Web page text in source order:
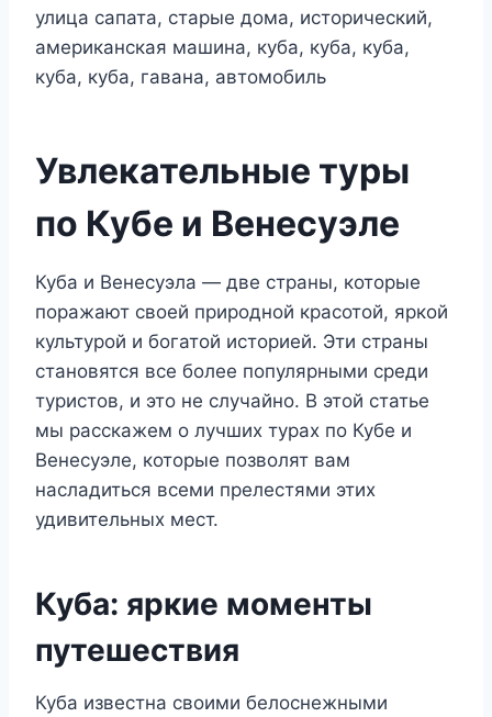
Увлекательные туры
по Кубе и Венесуэле
Куба и Венесуэла — две страны, которые
поражают своей природной красотой, яркой
культурой и богатой историей. Эти страны
становятся все более популярными среди
туристов, и это не случайно. В этой статье
мы расскажем о лучших турах по Кубе и
Венесуэле, которые позволят вам
насладиться всеми прелестями этих
удивительных мест.
Куба: яркие моменты
путешествия
Куба известна своими белоснежными